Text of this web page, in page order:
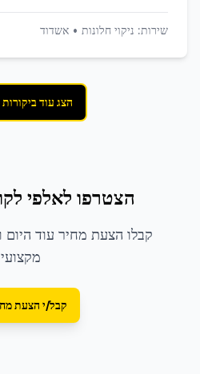
שירות: ניקוי חלונות • אשדוד
הצג עוד ביקורות
הצטרפו לאלפי
קבלו הצעת מחיר עוד היום
מקצועי
קבל/י הצעת